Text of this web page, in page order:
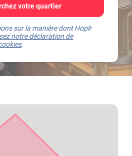
votre quartier
sur la manière dont Hoplr
notre déclaration de
.